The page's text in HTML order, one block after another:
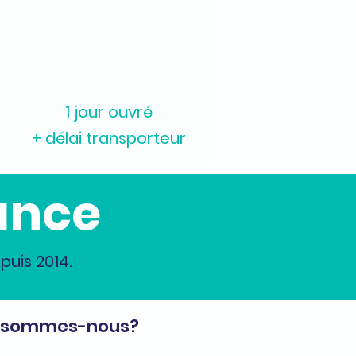
1 jour ouvré
+ délai transporteur
2014.
nous?